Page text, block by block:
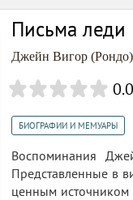
Письма леди
Джейн Вигор (Рондо)
БИОГРАФИИ И МЕМУАРЫ
Воспоминания
Представленные в
ценным источником